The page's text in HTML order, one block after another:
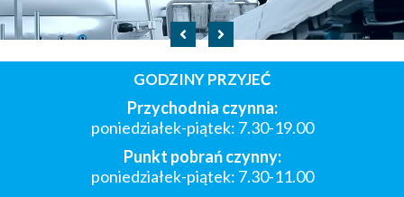
GODZINY PRZYJEĆ
Przychodnia czynna:
poniedziałek-piątek: 7.30-19.00
Punkt pobrań czynny:
poniedziałek-piątek: 7.30-11.00